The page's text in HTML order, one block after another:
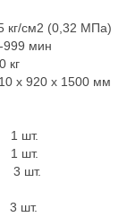
см2 (0,32 МПа)
х 1500 мм
шт.
3 шт.
шт.